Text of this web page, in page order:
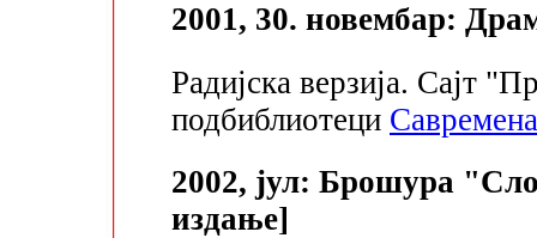
2001, 30. новембар:
Радијска верзија. Сајт
подбиблиотеци
2002, јул: Брошура
издање]